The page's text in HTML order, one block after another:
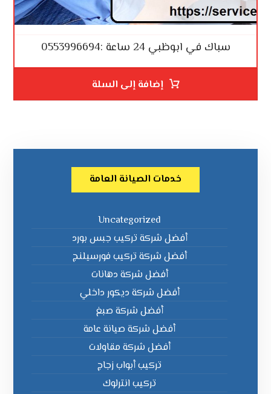
سباك في ابوظبي 24 ساعة :0553996694
إضافة إلى السلة
خدمات الصيانة العامة
Uncategorized
أفضل شركة تركيب جبس بورد
أفضل شركة تركيب فورسيلنج
أفضل شركة دهانات
أفضل شركة ديكور داخلي
أفضل شركة صبغ
أفضل شركة صيانة عامة
أفضل شركة مقاولات
تركيب أبواب زجاج
تركيب انترلوك